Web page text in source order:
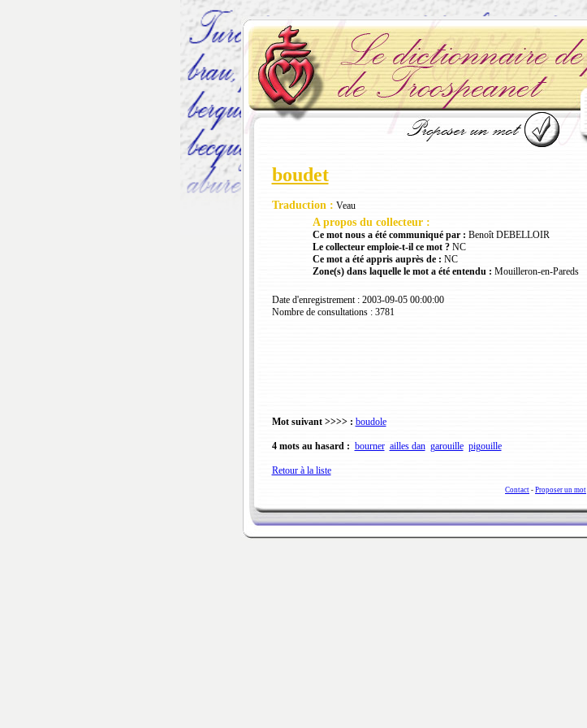
boudet
Traduction : Veau
A propos du collecteur :
Ce mot nous a été communiqué par : Benoît DEBELLOIR
Le collecteur emploie-t-il ce mot ?NC
Ce mot a été appris auprès de : NC
Zone(s) dans laquelle le mot a été entendu : Mouilleron-en-Pareds
Date d'enregistrement : 2003-09-05 00:00:00
Nombre de consultations : 3781
Mot suivant >>>> : boudole
4 mots au hasard : bourner ailles dan garouille pigouille
Retour à la liste
Contact - Proposer un mot